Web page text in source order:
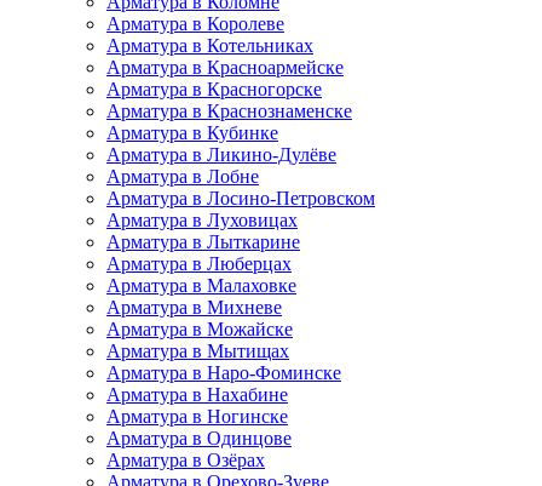
Арматура в Королеве
Арматура в Котельниках
Арматура в Красноармейске
Арматура в Красногорске
Арматура в Краснознаменске
Арматура в Кубинке
Арматура в Ликино-Дулёве
Арматура в Лобне
Арматура в Лосино-Петровском
Арматура в Луховицах
Арматура в Лыткарине
Арматура в Люберцах
Арматура в Малаховке
Арматура в Михневе
Арматура в Можайске
Арматура в Мытищах
Арматура в Наро-Фоминске
Арматура в Нахабине
Арматура в Ногинске
Арматура в Одинцове
Арматура в Озёрах
Арматура в Орехово-Зуеве